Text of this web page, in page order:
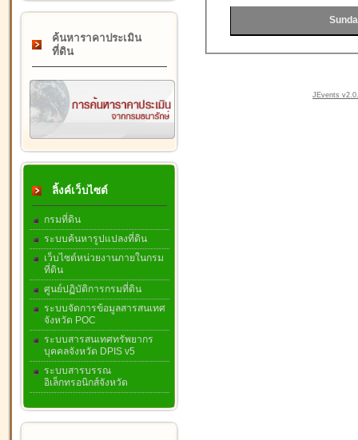
ค้นหาราคาประเมิน
ที่ดิน
ลิ้งค์เว็บไซต์
กรมที่ดิน
ระบบค้นหารูปแปลงที่ดิน
เว็บไซต์หน่วยงานภายในกรม
ที่ดิน
ศูนย์ปฏิบัติการกรมที่ดิน
ระบบจัดการข้อมูลสารสนเทศ
จังหวัด POC
ระบบสารสนเทศทรัพยากร
บุคคลจังหวัด DPIS v5
ระบบสารบรรณ
อิเล็กทรอนิกส์จังหวัด
JEvents